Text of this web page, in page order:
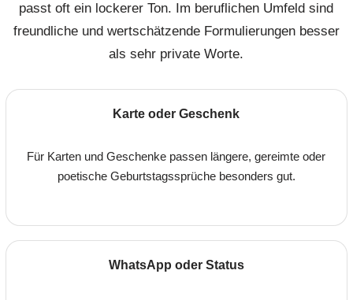
passt oft ein lockerer Ton. Im beruflichen Umfeld sind
freundliche und wertschätzende Formulierungen besser
als sehr private Worte.
Karte oder Geschenk
Für Karten und Geschenke passen längere, gereimte oder
poetische Geburtstagssprüche besonders gut.
WhatsApp oder Status